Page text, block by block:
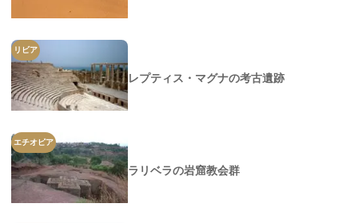
リビア
レプティス・マグナの考古遺跡
エチオピア
ラリベラの岩窟教会群